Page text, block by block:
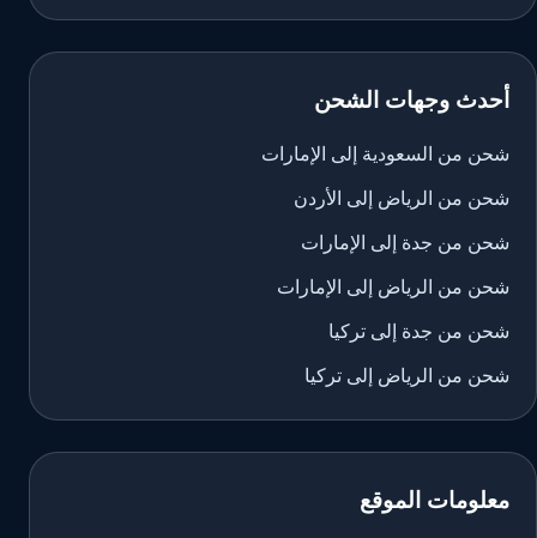
أحدث وجهات الشحن
شحن من السعودية إلى الإمارات
شحن من الرياض إلى الأردن
شحن من جدة إلى الإمارات
شحن من الرياض إلى الإمارات
شحن من جدة إلى تركيا
شحن من الرياض إلى تركيا
معلومات الموقع